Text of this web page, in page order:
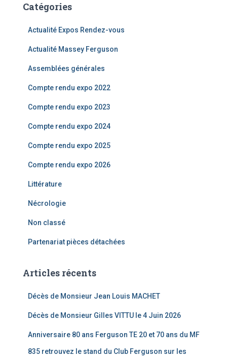
h
Catégories
Actualité Expos Rendez-vous
Actualité Massey Ferguson
Assemblées générales
Compte rendu expo 2022
Compte rendu expo 2023
Compte rendu expo 2024
Compte rendu expo 2025
Compte rendu expo 2026
Littérature
Nécrologie
Non classé
Partenariat pièces détachées
Articles récents
Décès de Monsieur Jean Louis MACHET
Décès de Monsieur Gilles VITTU le 4 Juin 2026
Anniversaire 80 ans Ferguson TE 20 et 70 ans du MF
835 retrouvez le stand du Club Ferguson sur les